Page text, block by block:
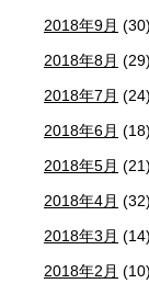
2018年9月 (30)
2018年8月 (29)
2018年7月 (24)
2018年6月 (18)
2018年5月 (21)
2018年4月 (32)
2018年3月 (14)
2018年2月 (10)